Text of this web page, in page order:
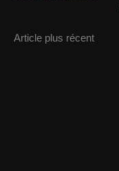
Article plus récent